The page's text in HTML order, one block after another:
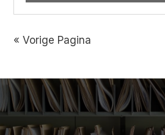
« Vorige Pagina